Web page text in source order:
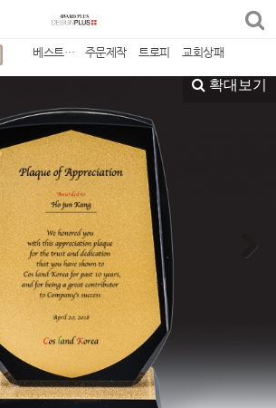
베스트상품 주문제작 트로피 교회상패
블랙 크리스탈 상패